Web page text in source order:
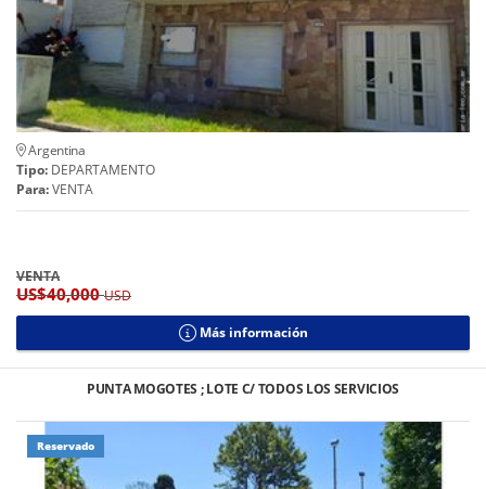
Argentina
Tipo: DEPARTAMENTO
Para:VENTA
VENTA
US$40,000USD
Más información
PUNTA MOGOTES ; LOTE C/ TODOS LOS SERVICIOS
Reservado